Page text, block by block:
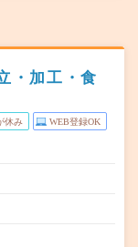
・加工・食
休み WEB登録OK